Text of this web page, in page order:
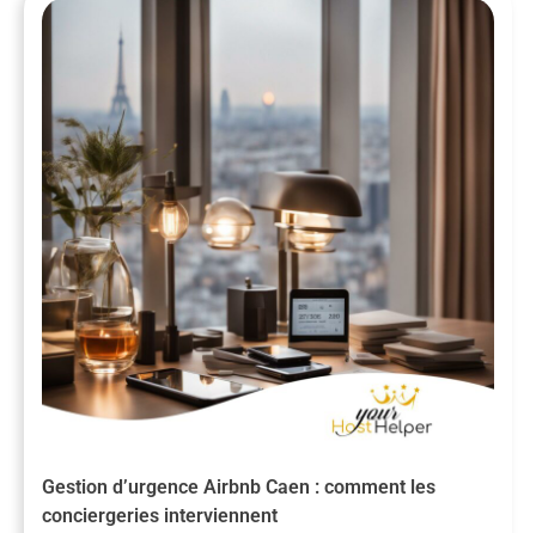
Gestion d’urgence Airbnb Caen : comment les
conciergeries interviennent